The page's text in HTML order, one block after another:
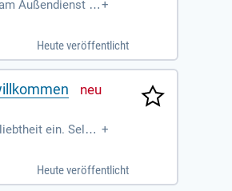
Außendienst h +
Heute veröffentlicht
ein. Selbs +
Heute veröffentlicht